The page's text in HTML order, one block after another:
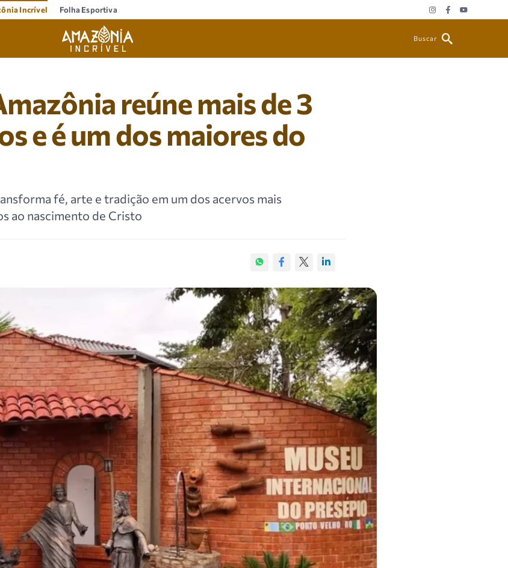
Incrível Folha Esportiva
Buscar
reúne mais de 3
e é um dos maiores do
fé, arte e tradição em um dos acervos mais
ao nascimento de Cristo